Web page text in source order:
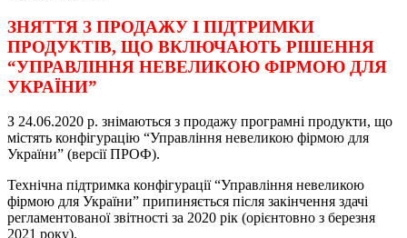
ЗНЯТТЯ З ПРОДАЖУ І ПІДТРИМКИ
ПРОДУКТІВ, ЩО ВКЛЮЧАЮТЬ РІШЕННЯ
“УПРАВЛІННЯ НЕВЕЛИКОЮ ФІРМОЮ ДЛЯ
УКРАЇНИ”
З 24.06.2020 р. знімаються з продажу програмні продукти, що
містять конфігурацію “Управління невеликою фірмою для
України” (версії ПРОФ).
Технічна підтримка конфігурації “Управління невеликою
фірмою для України” припиняється після закінчення здачі
регламентованої звітності за 2020 рік (орієнтовно з березня
2021 року).